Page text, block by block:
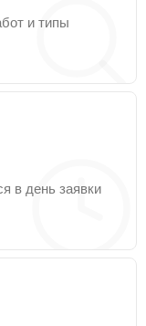
и типы
в день заявки